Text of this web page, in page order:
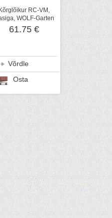
Kõrglõikur RC-VM,
WOLF-Garten
61.75 €
Võrdle
Osta